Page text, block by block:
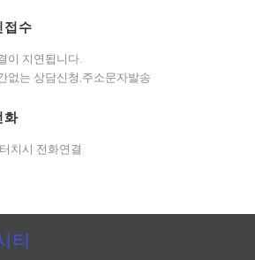
접수
이 지연됩니다.
없는 상담신청,주소문자발송
화
치시 전화연결
티